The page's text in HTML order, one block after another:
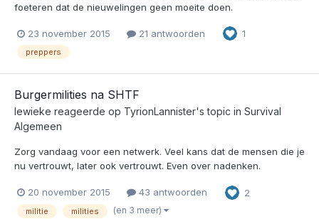
foeteren dat de nieuwelingen geen moeite doen.
23 november 2015 21 antwoorden 1
preppers
Burgermilities na SHTF
lewieke reageerde op TyrionLannister's topic in Survival
Algemeen
Zorg vandaag voor een netwerk. Veel kans dat de mensen die je
nu vertrouwt, later ook vertrouwt. Even over nadenken.
20 november 2015 43 antwoorden 2
militie milities (en 3 meer)